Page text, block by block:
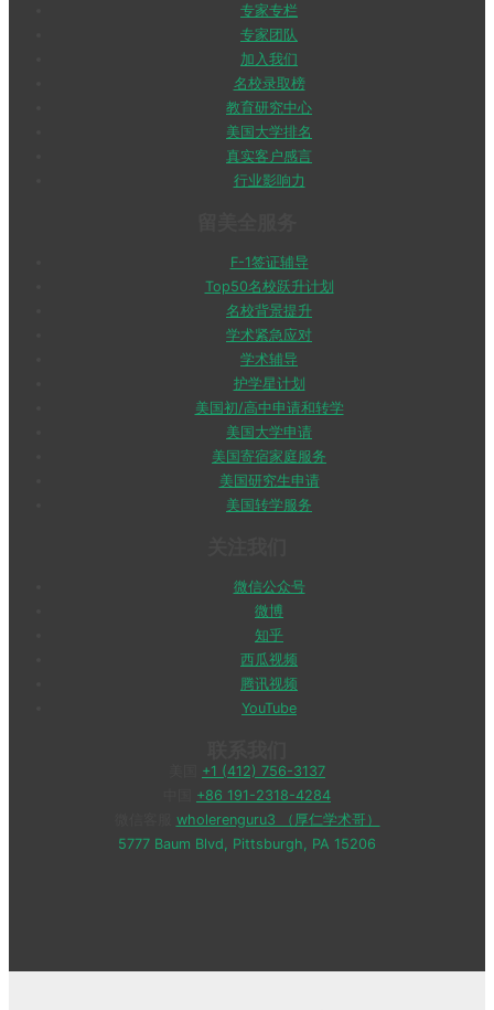
专家专栏
专家团队
加入我们
名校录取榜
教育研究中心
美国大学排名
真实客户感言
行业影响力
F-1签证辅导
Top50名校跃升计划
名校背景提升
学术紧急应对
学术辅导
护学星计划
美国初/高中申请和转学
美国大学申请
美国寄宿家庭服务
美国研究生申请
美国转学服务
微信公众号
微博
知乎
西瓜视频
腾讯视频
YouTube
+1 (412) 756-3137
+86 191-2318-4284
wholerenguru3 （厚仁学术哥）
5777 Baum Blvd, Pittsburgh, PA 15206